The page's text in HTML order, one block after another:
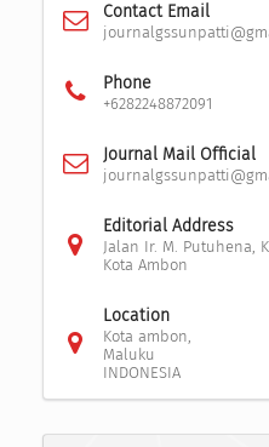
Contact Email
Phone
+6282248872091
Journal Mail Official
Editorial Address
Jalan Ir. M. Putuhena,
Kota Ambon
Location
Kota ambon,
Maluku
INDONESIA